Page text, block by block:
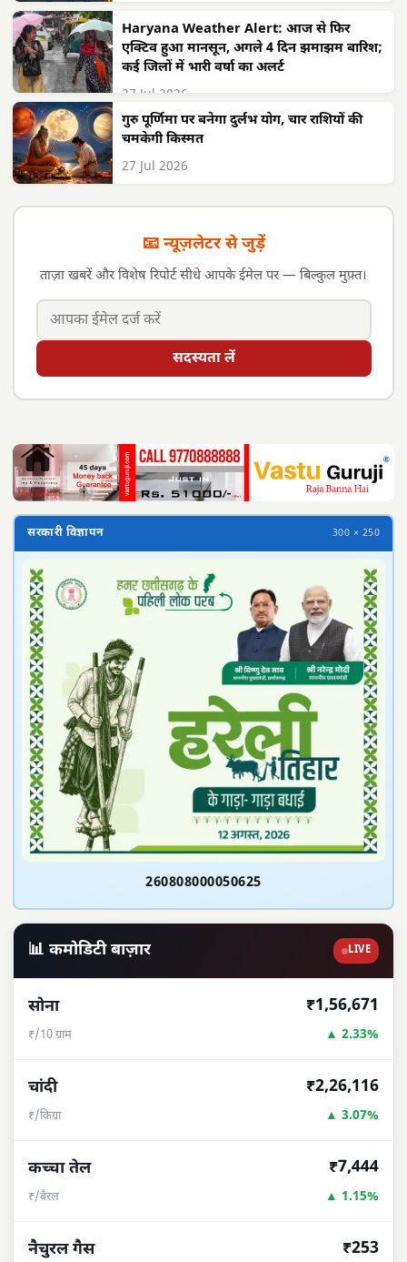
Haryana Weather Alert: आज से फिर
एक्टिव हुआ मानसून, अगले 4 दिन झमाझम बारिश;
कई जिलों में भारी वर्षा का अलर्ट
27 Jul 2026
गुरु पूर्णिमा पर बनेगा दुर्लभ योग, चार राशियों की
चमकेगी किस्मत
27 Jul 2026
📧 न्यूज़लेटर से जुड़ें
ताज़ा खबरें और विशेष रिपोर्ट सीधे आपके ईमेल पर — बिल्कुल मुफ़्त।
सदस्यता लें
सरकारी विज्ञापन 300 × 250
260808000050625
📊 कमोडिटी बाज़ार LIVE
सोना
₹/10 ग्राम
₹1,56,671
▲ 2.33%
चांदी
₹/किग्रा
₹2,26,116
▲ 3.07%
कच्चा तेल
₹/बैरल
₹7,444
▲ 1.15%
नैचुरल गैस ₹253